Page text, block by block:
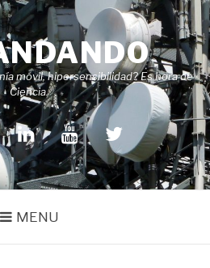
móvil, hipersensibilidad? Es hora de
Ciencia.
LinkedInYouTubeTwitter
MENU